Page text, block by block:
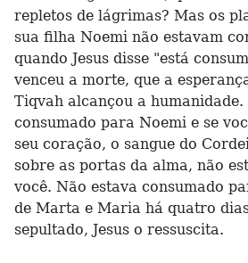
repletos de lágrimas? Mas os
sua filha Noemi não estavam
quando Jesus disse "está
venceu a morte, que a
Tiqvah alcançou a humanidade.
consumado para Noemi e se
seu coração, o sangue do
sobre as portas da alma, não
você. Não estava consumado
de Marta e Maria há quatro
sepultado, Jesus o ressuscita.